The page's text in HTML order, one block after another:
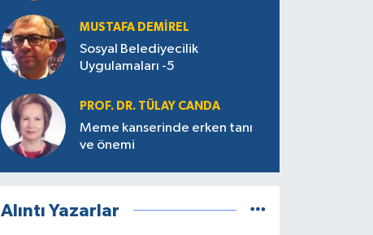
MUSTAFA DEMIREL
Sosyal Belediyecilik
Uygulamaları -5
PROF. DR. TÜLAY CANDA
Meme kanserinde erken tanı
ve önemi
Alıntı Yazarlar